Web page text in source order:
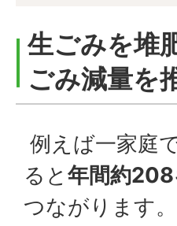
生ごみを堆
ごみ減量を
例えば一家庭
ると 年間約
つながります。